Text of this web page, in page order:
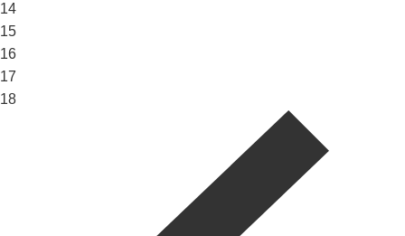
14
15
16
17
18